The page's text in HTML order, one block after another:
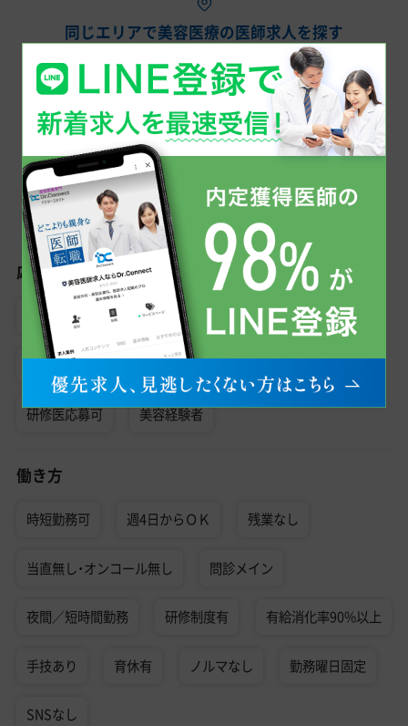
同じエリアで美容医療の医師求人を探す
四国
香川県 愛媛県 高知県
こだわり検索から美容医療の医師求人を探す
応募条件
女性医師におすすめ 専門医資格不問 未経験可
男性医師におすすめ 医師3年目可 見学可
研修医応募可 美容経験者
働き方
時短勤務可 週4日からＯＫ 残業なし
当直無し・オンコール無し 問診メイン
夜間／短時間勤務 研修制度有 有給消化率90%以上
手技あり 育休有 ノルマなし 勤務曜日固定
SNSなし